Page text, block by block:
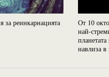
за реинкарнацията
От 10
най-
навлиза